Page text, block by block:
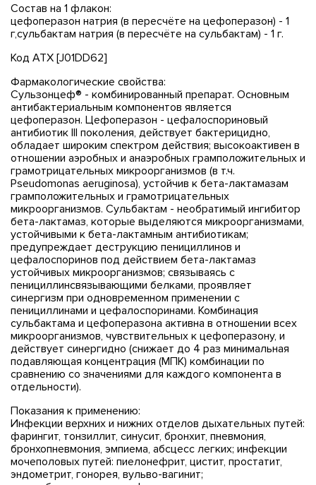
Состав на 1 флакон:
цефоперазон натрия (в пересчёте на цефоперазон) - 1
г,сульбактам натрия (в пересчёте на сульбактам) - 1 г.
Код ATX [J01DD62]
Фармакологические свойства:
Сульзонцеф® - комбинированный препарат. Основным
антибактериальным компонентов является
цефоперазон. Цефоперазон - цефалоспориновый
антибиотик III поколения, действует бактерицидно,
обладает широким спектром действия; высокоактивен в
отношении аэробных и анаэробных грамположительных и
грамотрицательных микроорганизмов (в т.ч.
Pseudomonas aeruginosa), устойчив к бета-лактамазам
грамположительных и грамотрицательных
микроорганизмов. Сульбактам - необратимый ингибитор
бета-лактамаз, которые выделяются микроорганизмами,
устойчивыми к бета-лактамным антибиотикам;
предупреждает деструкцию пенициллинов и
цефалоспоринов под действием бета-лактамаз
устойчивых микроорганизмов; связываясь с
пенициллинсвязывающими белками, проявляет
синергизм при одновременном применении с
пенициллинами и цефалоспоринами. Комбинация
сульбактама и цефоперазона активна в отношении всех
микроорганизмов, чувствительных к цефоперазону, и
действует синергидно (снижает до 4 раз минимальная
подавляющая концентрация (МПК) комбинации по
сравнению со значениями для каждого компонента в
отдельности).
Показания к применению:
Инфекции верхних и нижних отделов дыхательных путей:
фарингит, тонзиллит, синусит, бронхит, пневмония,
бронхопневмония, эмпиема, абсцесс легких; инфекции
мочеполовых путей: пиелонефрит, цистит, простатит,
эндометрит, гонорея, вульво-вагинит;